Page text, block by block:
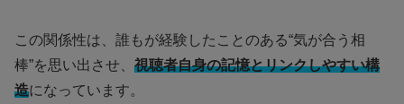
この関係性は、誰もが経験したことのある“気が合う相
棒”を思い出させ、 視聴者自身の記憶とリンクしやすい構
造になっています。